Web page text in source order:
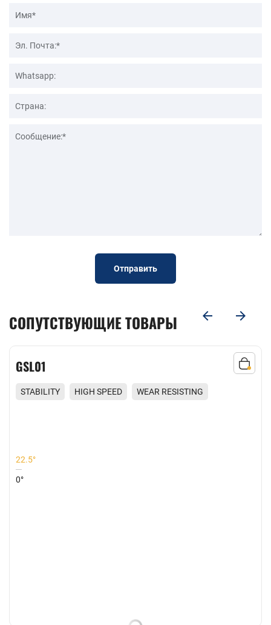
Отправить
СОПУТСТВУЮЩИЕ ТОВАРЫ
GSL01
STABILITY HIGH SPEED
WEAR RESISTING
22.5°
0°